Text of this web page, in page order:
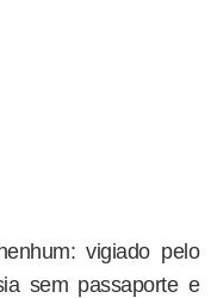
vigiado pelo
sem passaporte e